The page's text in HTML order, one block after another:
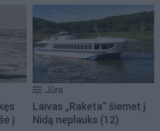
į
Jūra
Laivas „Raketa“ šiemet į
Nidą neplauks (12)